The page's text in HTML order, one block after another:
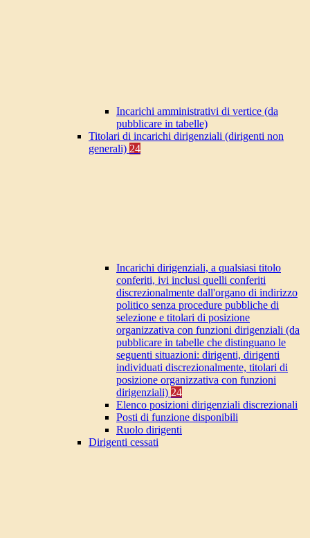
Incarichi amministrativi di vertice (da
pubblicare in tabelle)
Titolari di incarichi dirigenziali (dirigenti non
generali) 24
Incarichi dirigenziali, a qualsiasi titolo
conferiti, ivi inclusi quelli conferiti
discrezionalmente dall'organo di indirizzo
politico senza procedure pubbliche di
selezione e titolari di posizione
organizzativa con funzioni dirigenziali (da
pubblicare in tabelle che distinguano le
seguenti situazioni: dirigenti, dirigenti
individuati discrezionalmente, titolari di
posizione organizzativa con funzioni
dirigenziali) 24
Elenco posizioni dirigenziali discrezionali
Posti di funzione disponibili
Ruolo dirigenti
Dirigenti cessati